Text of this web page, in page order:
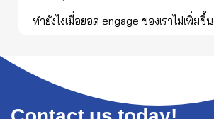
ทำยังไงเมื่อยอด engage ของเราไม่เพิ่มขึ้น